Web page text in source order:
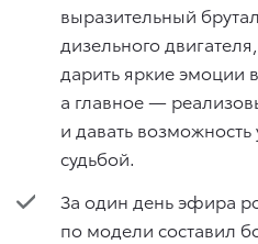
выразительный
дизельного
дарить яркие эмоции
а главное —
и давать возможность
судьбой.
За один день эфира
по модели составил